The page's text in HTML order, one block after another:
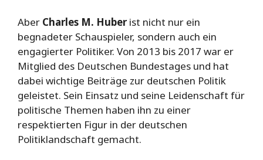
Aber Charles M. Huberist nicht nur ein
begnadeter Schauspieler, sondern auch ein
engagierter Politiker. Von 2013 bis 2017 war er
Mitglied des Deutschen Bundestages und hat
dabei wichtige Beiträge zur deutschen Politik
geleistet. Sein Einsatz und seine Leidenschaft für
politische Themen haben ihn zu einer
respektierten Figur in der deutschen
Politiklandschaft gemacht.